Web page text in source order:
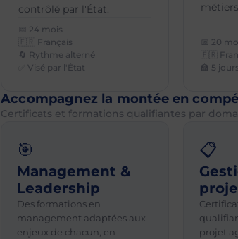
contrôlé par l'État.
📅 24 mois
🇫🇷 Français
🔄 Rythme alterné
✅ Visé par l'État
métiers.
📅 20
🇫🇷
🏫 5
Accompagnez la montée en
Certificats et formations qualifiantes par
🎯
Management &
Leadership
Des formations en
management adaptées aux
enjeux de chacun, en
📋
projet